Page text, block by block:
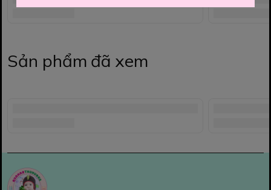
Sản phẩm đã xem